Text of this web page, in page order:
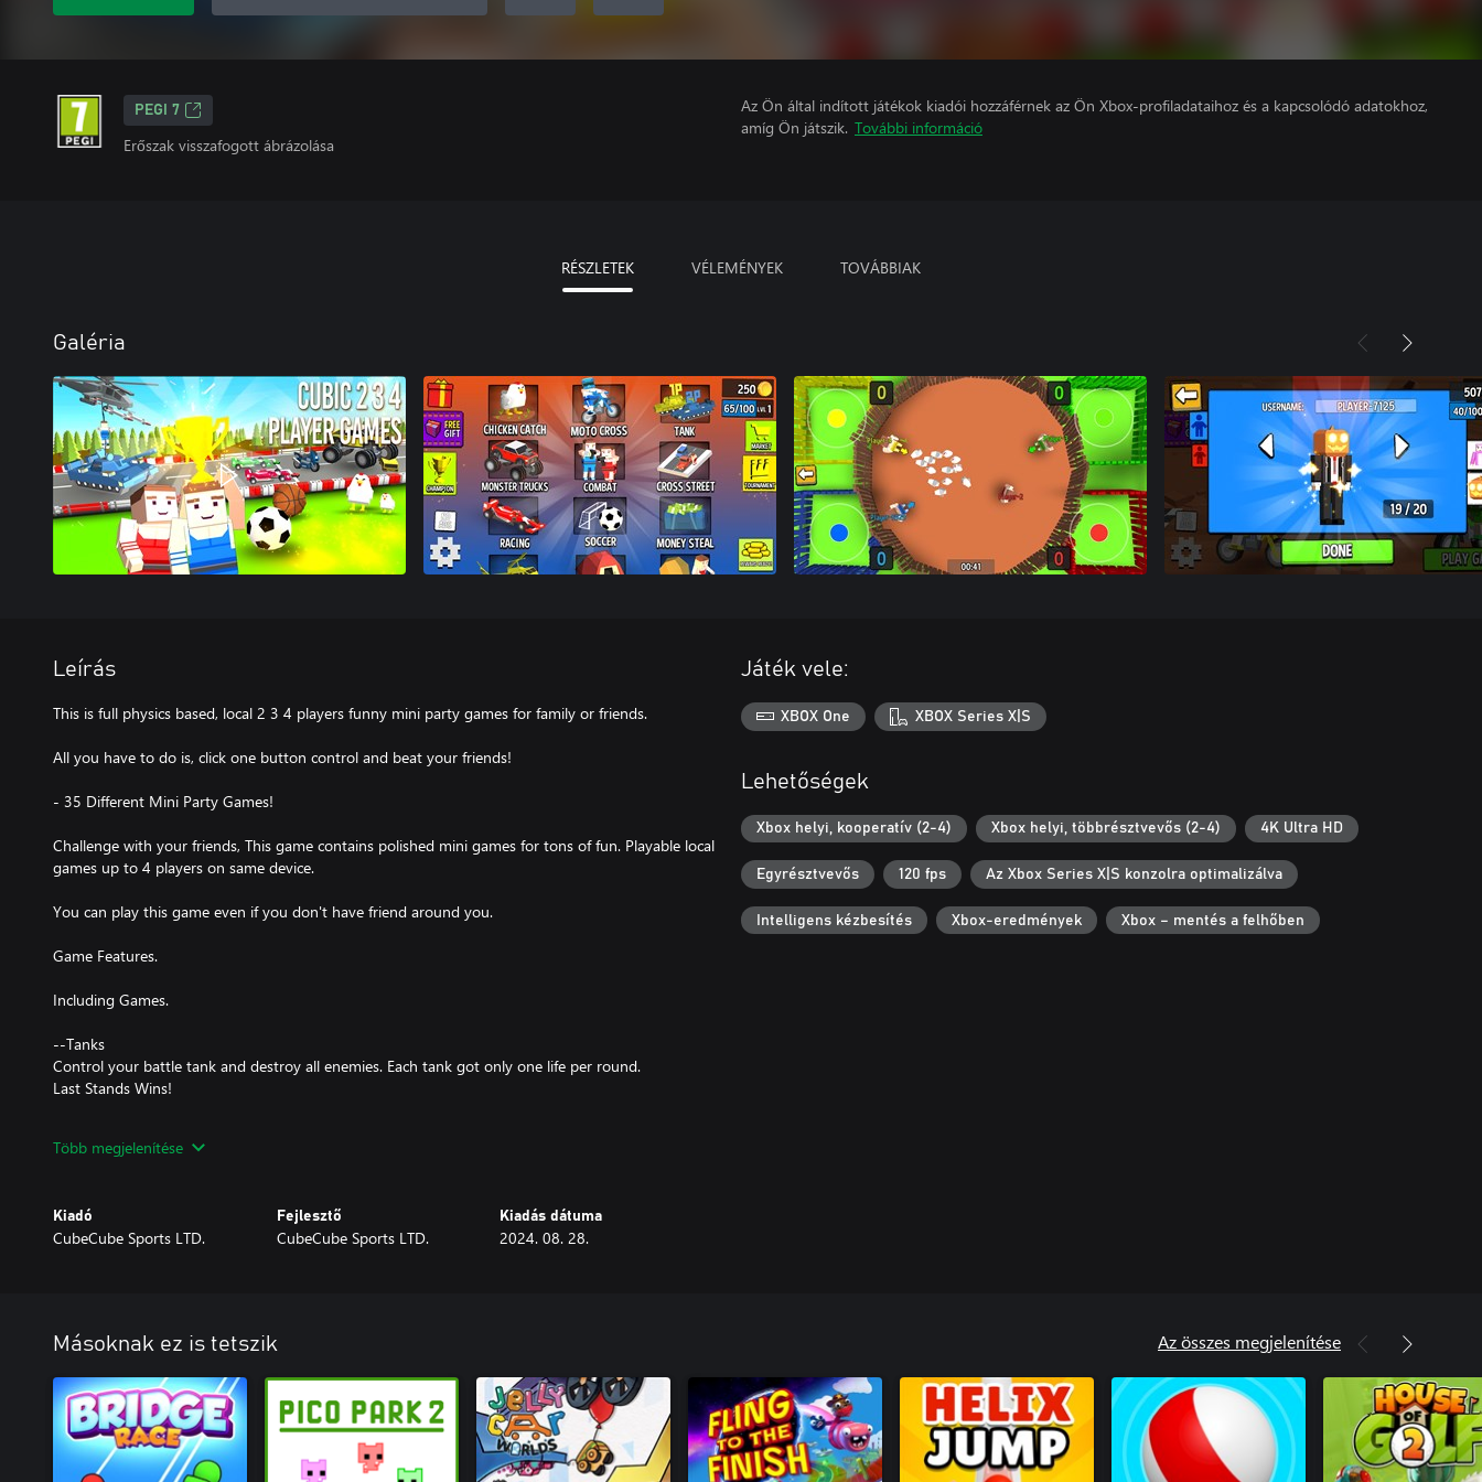
PEGI 7
Erőszak visszafogott ábrázolása
Az Ön által indított játékok kiadói hozzáférnek az Ön Xbox-profiladataihoz és a kapcsolódó adatokhoz,
amíg Ön játszik. További információ
RÉSZLETEK VÉLEMÉNYEK TOVÁBBIAK
Galéria
Leírás
This is full physics based, local 2 3 4 players funny mini party games for family or friends.
All you have to do is, click one button control and beat your friends!
- 35 Different Mini Party Games!
Challenge with your friends, This game contains polished mini games for tons of fun. Playable local
games up to 4 players on same device.
You can play this game even if you don't have friend around you.
Game Features.
Including Games.
--Tanks
Control your battle tank and destroy all enemies. Each tank got only one life per round.
Last Stands Wins!
Hide behind the boxes and hit opponents. For the aim assist laser tag attached to the guns.
--Soccer
Beat your friends in a funny soccer game!
Be the fastest.
--Monster Trucks
Crush everything and go to the finish line.
--MotoCross
Be the fastest for win.
Több megjelenítése
Kiadó
CubeCube Sports LTD.
Fejlesztő
CubeCube Sports LTD.
Kiadás dátuma
2024. 08. 28.
Játék vele:
XBOX One XBOX Series X|S
Lehetőségek
Xbox helyi, kooperatív (2-4) Xbox helyi, többrésztvevős (2-4) 4K Ultra HD
Egyrésztvevős 120 fps Az Xbox Series X|S konzolra optimalizálva
Intelligens kézbesítés Xbox-eredmények Xbox – mentés a felhőben
Másoknak ez is tetszik Az összes megjelenítése